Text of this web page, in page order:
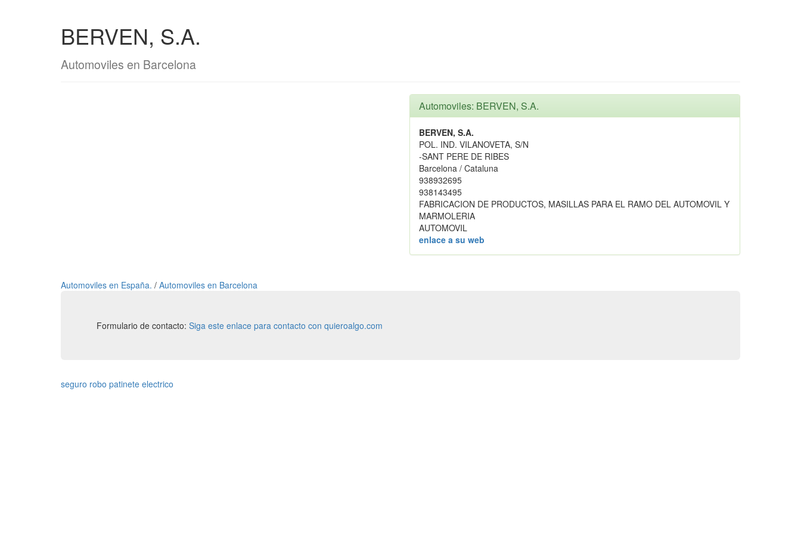
BERVEN, S.A.
Automoviles en Barcelona
Automoviles: BERVEN, S.A.
BERVEN, S.A.
POL. IND. VILANOVETA, S/N
-SANT PERE DE RIBES
Barcelona / Cataluna
938932695
938143495
FABRICACION DE PRODUCTOS, MASILLAS PARA EL RAMO DEL AUTOMOVIL Y
MARMOLERIA
AUTOMOVIL
enlace a su web
Automoviles en España. / Automoviles en Barcelona
Formulario de contacto: Siga este enlace para contacto con quieroalgo.com
seguro robo patinete electrico